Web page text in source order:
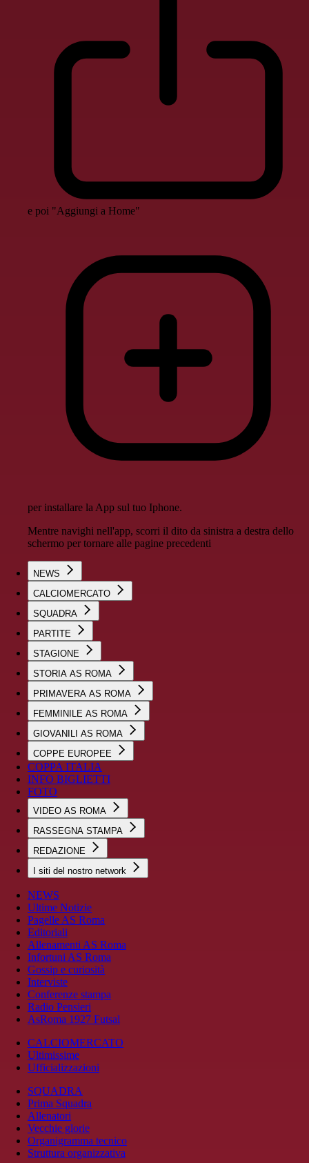
e poi "Aggiungi a Home"
per installare la App sul tuo Iphone.
Mentre navighi nell'app, scorri il dito da sinistra a destra dello
schermo per tornare alle pagine precedenti
NEWS
CALCIOMERCATO
SQUADRA
PARTITE
STAGIONE
STORIA AS ROMA
PRIMAVERA AS ROMA
FEMMINILE AS ROMA
GIOVANILI AS ROMA
COPPE EUROPEE
COPPA ITALIA
INFO BIGLIETTI
FOTO
VIDEO AS ROMA
RASSEGNA STAMPA
REDAZIONE
I siti del nostro network
NEWS
Ultime Notizie
Pagelle AS Roma
Editoriali
Allenamenti AS Roma
Infortuni AS Roma
Gossip e curiosità
Interviste
Conferenze stampa
Radio Pensieri
AsRoma 1927 Futsal
CALCIOMERCATO
Ultimissime
Ufficializzazioni
SQUADRA
Prima Squadra
Allenatori
Vecchie glorie
Organigramma tecnico
Struttura organizzativa